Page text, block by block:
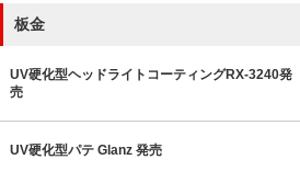
板金
UV硬化型ヘッドライトコーティングRX-3240発
売
UV硬化型パテ Glanz 発売